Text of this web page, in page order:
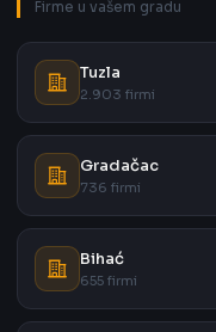
Firme u vašem gradu
Tuzla
2.903 firmi
Gradačac
736 firmi
Bihać
655 firmi